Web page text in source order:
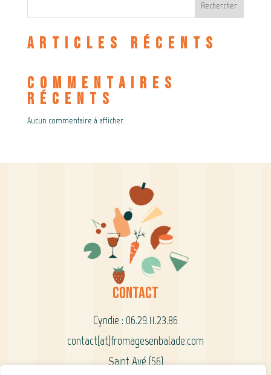
Rechercher
Articles récents
Commentaires
récents
Aucun commentaire à afficher.
Contact
Cyndie : 06.29.11.23.86
contact[at]fromagesenbalade.com
Saint Avé (56)